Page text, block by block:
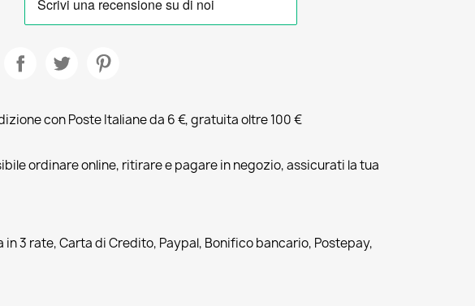
con Poste Italiane da 6 €, gratuita oltre 100 €
ordinare online, ritirare e pagare in negozio, assicurati la tua
in 3 rate, Carta di Credito, Paypal, Bonifico bancario, Postepay,